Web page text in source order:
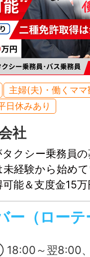
主婦(夫)・働くママ
日休みあり
社
クシー乗務員
経験から始め
能＆支度金15
員になりません
、④ 9:00～23:00 ※勤務時間は